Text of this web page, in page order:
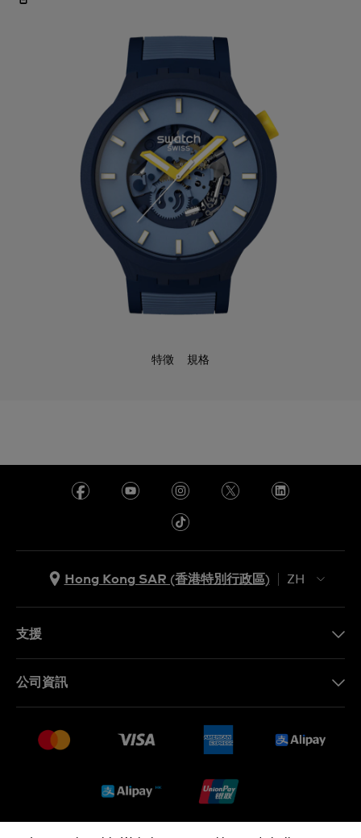
特徵 規格
Hong Kong SAR (香港特別行政區)
ZH
支援
銷售條款
公司資訊
就業機會